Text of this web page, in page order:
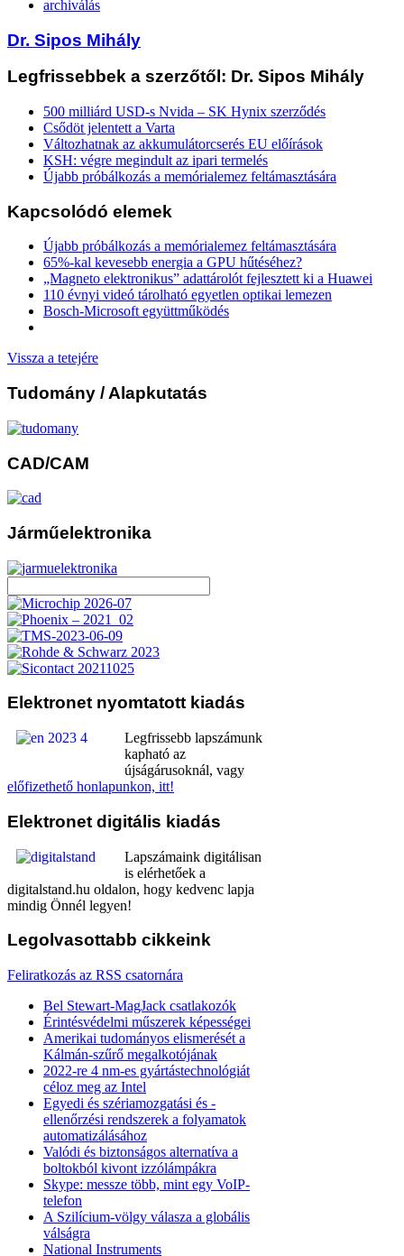
archiválás
Dr. Sipos Mihály
Legfrissebbek a szerzőtől: Dr. Sipos Mihály
500 milliárd USD-s Nvida – SK Hynix szerződés
Csődöt jelentett a Varta
Változhatnak az akkumulátorcserés EU előírások
KSH: végre megindult az ipari termelés
Újabb próbálkozás a memórialemez feltámasztására
Kapcsolódó elemek
Újabb próbálkozás a memórialemez feltámasztására
65%-kal kevesebb energia a GPU hűtéséhez?
„Magneto elektronikus” adattárolót fejlesztett ki a Huawei
110 évnyi videó tárolható egyetlen optikai lemezen
Bosch-Microsoft együttműködés
Vissza a tetejére
Tudomány / Alapkutatás
CAD/CAM
Járműelektronika
Elektronet nyomtatott kiadás
Legfrissebb lapszámunk
kapható az
újságárusoknál, vagy
előfizethető honlapunkon, itt!
Elektronet digitális kiadás
Lapszámaink digitálisan
is elérhetőek a
digitalstand.hu oldalon, hogy kedvenc lapja
mindig Önnél legyen!
Legolvasottabb cikkeink
Feliratkozás az RSS csatornára
Bel Stewart-MagJack csatlakozók
Érintésvédelmi műszerek képességei
Amerikai tudományos elismerését a
Kálmán-szűrő megalkotójának
2022-re 4 nm-es gyártástechnológiát
céloz meg az Intel
Egyedi és szériamozgatási és -
ellenőrzési rendszerek a folyamatok
automatizálásához
Valódi és biztonságos alternatíva a
boltokból kivont izzólámpákra
Skype: messze több, mint egy VoIP-
telefon
A Szilícium-völgy válasza a globális
válságra
National Instruments